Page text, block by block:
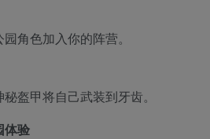
角色加入你的阵营。
盔甲将自己武装到牙齿。
体验